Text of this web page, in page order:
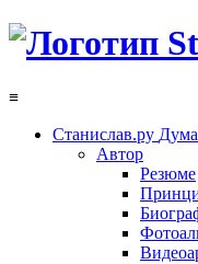
≡
Станислав.ру
Автор
Резюме